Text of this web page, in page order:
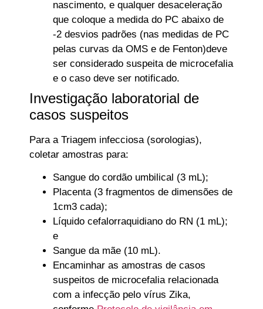
nascimento, e qualquer desaceleração
que coloque a medida do PC abaixo de
-2 desvios padrões (nas medidas de PC
pelas curvas da OMS e de Fenton)deve
ser considerado suspeita de microcefalia
e o caso deve ser notificado.
Investigação laboratorial de
casos suspeitos
Para a Triagem infecciosa (sorologias),
coletar amostras para:
Sangue do cordão umbilical (3 mL);
Placenta (3 fragmentos de dimensões de
1cm3 cada);
Líquido cefalorraquidiano do RN (1 mL);
e
Sangue da mãe (10 mL).
Encaminhar as amostras de casos
suspeitos de microcefalia relacionada
com a infecção pelo vírus Zika,